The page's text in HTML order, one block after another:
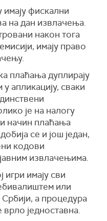
фискални
на дан извлачења.
након тога
имају право
плаћања дуплирају
апликацију, сваки
је на налогу
начин плаћања
се и још један,
кодови
извлачењима.
имају сви
или
а процедура
врло једноставна.